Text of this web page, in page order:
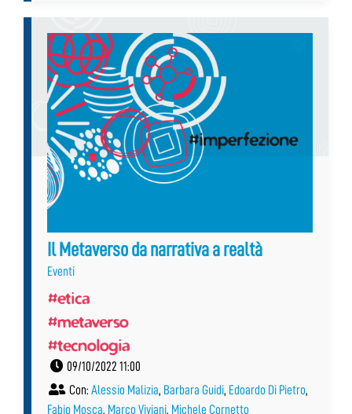
Il Metaverso da narrativa a realtà
Eventi
#etica
#metaverso
#tecnologia
09/10/2022 11:00
Con: Alessio Malizia, Barbara Guidi, Edoardo Di Pietro,
Fabio Mosca, Marco Viviani, Michele Cornetto